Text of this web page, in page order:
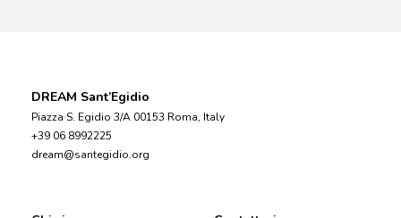
DREAM Sant’Egidio
Piazza S. Egidio 3/A 00153 Roma, Italy
+39 06 8992225
dream@santegidio.org